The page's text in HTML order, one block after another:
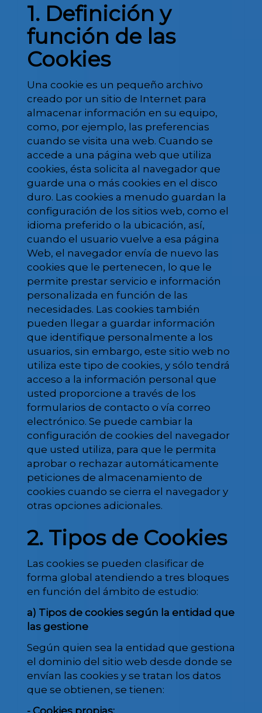
1. Definición y
función de las
Cookies
Una cookie es un pequeño archivo
creado por un sitio de Internet para
almacenar información en su equipo,
como, por ejemplo, las preferencias
cuando se visita una web. Cuando se
accede a una página web que utiliza
cookies, ésta solicita al navegador que
guarde una o más cookies en el disco
duro. Las cookies a menudo guardan la
configuración de los sitios web, como el
idioma preferido o la ubicación, así,
cuando el usuario vuelve a esa página
Web, el navegador envía de nuevo las
cookies que le pertenecen, lo que le
permite prestar servicio e información
personalizada en función de las
necesidades. Las cookies también
pueden llegar a guardar información
que identifique personalmente a los
usuarios, sin embargo, este sitio web no
utiliza este tipo de cookies, y sólo tendrá
acceso a la información personal que
usted proporcione a través de los
formularios de contacto o vía correo
electrónico. Se puede cambiar la
configuración de cookies del navegador
que usted utiliza, para que le permita
aprobar o rechazar automáticamente
peticiones de almacenamiento de
cookies cuando se cierra el navegador y
otras opciones adicionales.
2. Tipos de Cookies
Las cookies se pueden clasificar de
forma global atendiendo a tres bloques
en función del ámbito de estudio:
a) Tipos de cookies según la entidad que
las gestione
Según quien sea la entidad que gestiona
el dominio del sitio web desde donde se
envían las cookies y se tratan los datos
que se obtienen, se tienen:
- Cookies propias: